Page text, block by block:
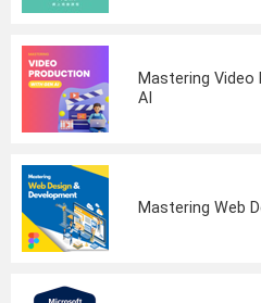
Mastering
AI
Mastering Web